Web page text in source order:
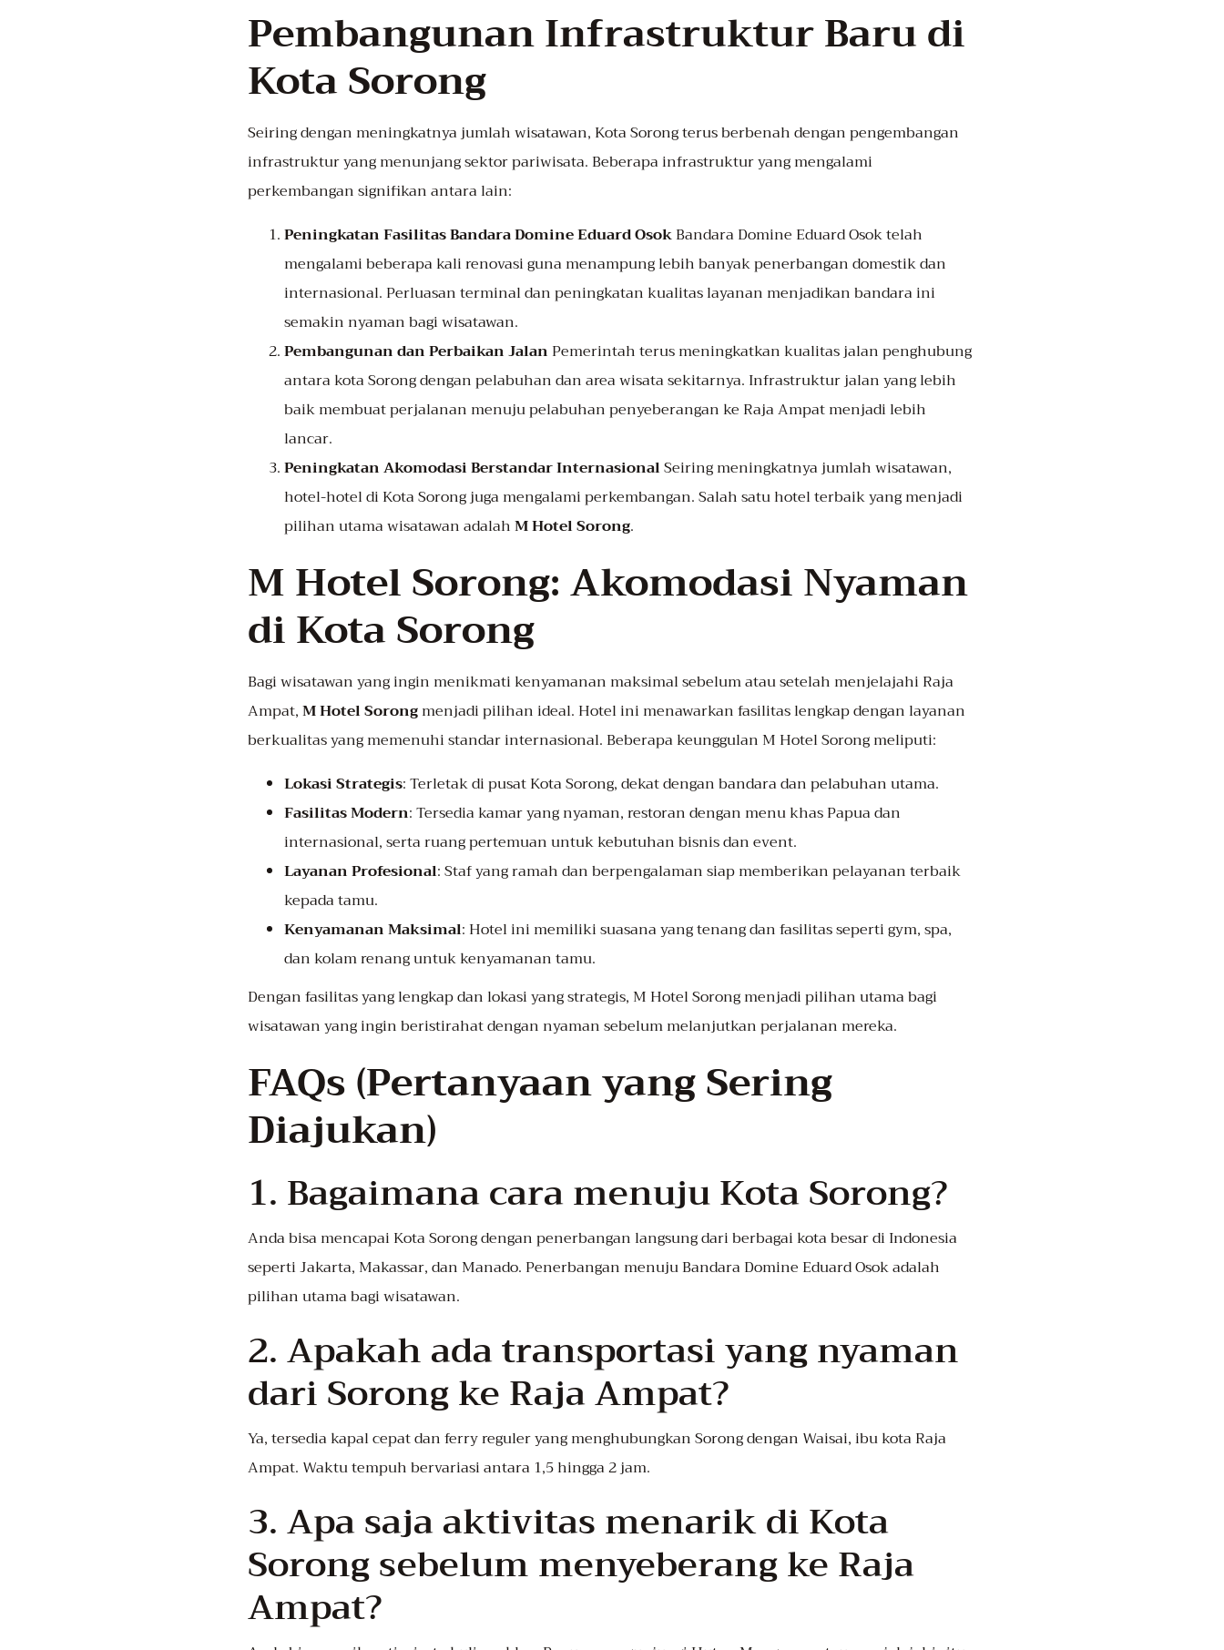
Pembangunan Infrastruktur Baru di
Kota Sorong
Seiring dengan meningkatnya jumlah wisatawan, Kota Sorong terus berbenah dengan pengembangan
infrastruktur yang menunjang sektor pariwisata. Beberapa infrastruktur yang mengalami
perkembangan signifikan antara lain:
Peningkatan Fasilitas Bandara Domine Eduard OsokBandara Domine Eduard Osok telah
mengalami beberapa kali renovasi guna menampung lebih banyak penerbangan domestik dan
internasional. Perluasan terminal dan peningkatan kualitas layanan menjadikan bandara ini
semakin nyaman bagi wisatawan.
Pembangunan dan Perbaikan Jalan Pemerintah terus meningkatkan kualitas jalan penghubung
antara kota Sorong dengan pelabuhan dan area wisata sekitarnya. Infrastruktur jalan yang lebih
baik membuat perjalanan menuju pelabuhan penyeberangan ke Raja Ampat menjadi lebih
lancar.
Peningkatan Akomodasi Berstandar InternasionalSeiring meningkatnya jumlah wisatawan,
hotel-hotel di Kota Sorong juga mengalami perkembangan. Salah satu hotel terbaik yang menjadi
pilihan utama wisatawan adalahM Hotel Sorong.
M Hotel Sorong: Akomodasi Nyaman
di Kota Sorong
Bagi wisatawan yang ingin menikmati kenyamanan maksimal sebelum atau setelah menjelajahi Raja
Ampat,M Hotel Sorongmenjadi pilihan ideal. Hotel ini menawarkan fasilitas lengkap dengan layanan
berkualitas yang memenuhi standar internasional. Beberapa keunggulan M Hotel Sorong meliputi:
Lokasi Strategis: Terletak di pusat Kota Sorong, dekat dengan bandara dan pelabuhan utama.
Fasilitas Modern: Tersedia kamar yang nyaman, restoran dengan menu khas Papua dan
internasional, serta ruang pertemuan untuk kebutuhan bisnis dan event.
Layanan Profesional: Staf yang ramah dan berpengalaman siap memberikan pelayanan terbaik
kepada tamu.
Kenyamanan Maksimal: Hotel ini memiliki suasana yang tenang dan fasilitas seperti gym, spa,
dan kolam renang untuk kenyamanan tamu.
Dengan fasilitas yang lengkap dan lokasi yang strategis, M Hotel Sorong menjadi pilihan utama bagi
wisatawan yang ingin beristirahat dengan nyaman sebelum melanjutkan perjalanan mereka.
FAQs (Pertanyaan yang Sering
Diajukan)
1. Bagaimana cara menuju Kota Sorong?
Anda bisa mencapai Kota Sorong dengan penerbangan langsung dari berbagai kota besar di Indonesia
seperti Jakarta, Makassar, dan Manado. Penerbangan menuju Bandara Domine Eduard Osok adalah
pilihan utama bagi wisatawan.
2. Apakah ada transportasi yang nyaman
dari Sorong ke Raja Ampat?
Ya, tersedia kapal cepat dan ferry reguler yang menghubungkan Sorong dengan Waisai, ibu kota Raja
Ampat. Waktu tempuh bervariasi antara 1,5 hingga 2 jam.
3. Apa saja aktivitas menarik di Kota
Sorong sebelum menyeberang ke Raja
Ampat?